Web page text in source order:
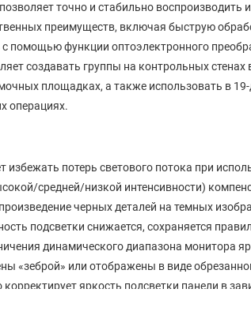
точно и стабильно воспроизводить
преимуществ, включая быструю
помощью функции оптоэлектронного
создавать группы на контрольных стенах
площадках, а также использовать в
операциях.
потерь светового потока при
средней/низкой интенсивности)
черных деталей на темных
подсветки снижается, сохраняется
динамического диапазона монитора
«зеброй» или отображены в виде
яркость подсветки панели в